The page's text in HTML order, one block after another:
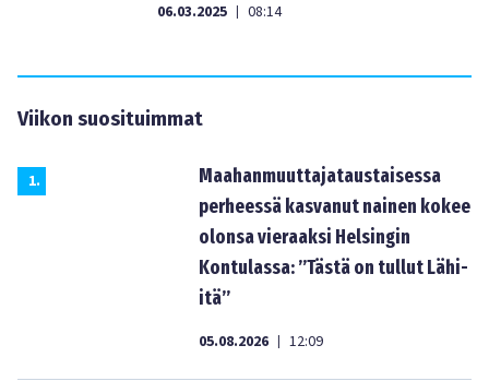
06.03.2025 | 08:14
Viikon suosituimmat
1.
Maahanmuuttajataustaisessa
perheessä kasvanut nainen kokee
olonsa vieraaksi Helsingin
Kontulassa: ”Tästä on tullut Lähi-
itä”
05.08.2026 | 12:09